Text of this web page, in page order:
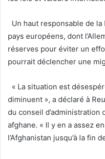
Un haut responsable de
pays européens, dont
réserves pour éviter un
pourrait déclencher une
« La situation est
diminuent », a déclaré à
du conseil d’administration
afghane. « Il y en a assez
l’Afghanistan jusqu’à la fin